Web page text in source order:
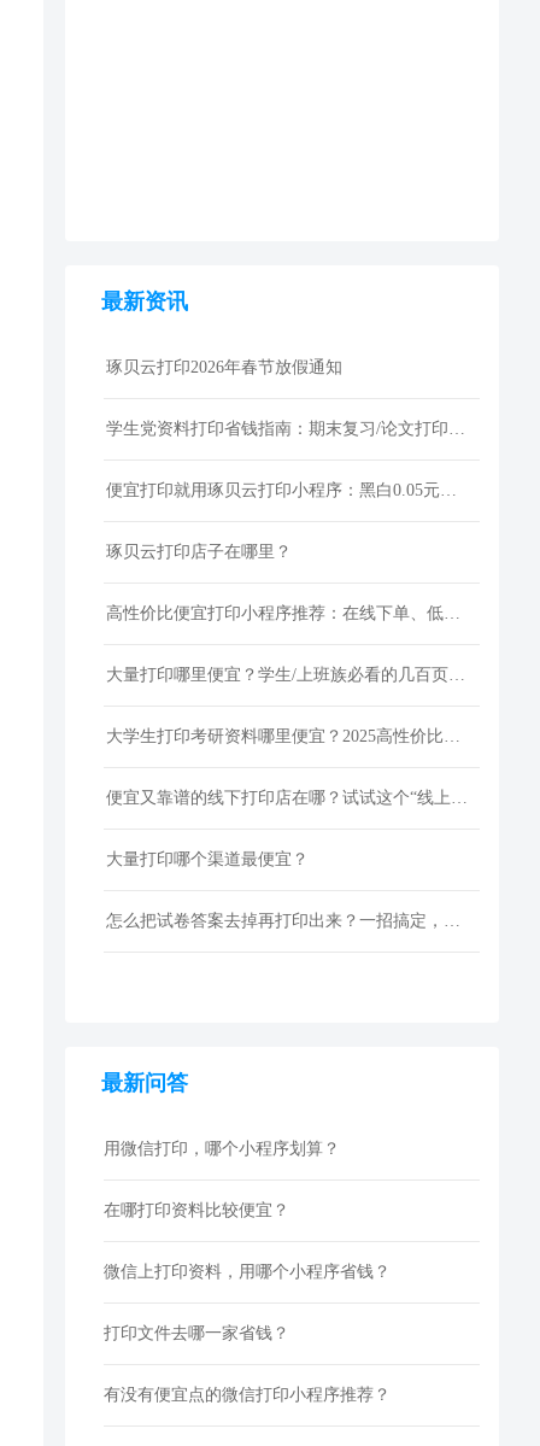
最新资讯
琢贝云打印2026年春节放假通知
学生党资料打印省钱指南：期末复习/论文打印性价比技巧
便宜打印就用琢贝云打印小程序：黑白0.05元激光打印，包邮到家
琢贝云打印店子在哪里？
高性价比便宜打印小程序推荐：在线下单、低价快印、全国包邮
大量打印哪里便宜？学生/上班族必看的几百页资料低成本打印指南
大学生打印考研资料哪里便宜？2025高性价比网上打印平台推荐
便宜又靠谱的线下打印店在哪？试试这个“线上打印”新选择！
大量打印哪个渠道最便宜？
怎么把试卷答案去掉再打印出来？一招搞定，还省下打印费！
最新问答
用微信打印，哪个小程序划算？
在哪打印资料比较便宜？
微信上打印资料，用哪个小程序省钱？
打印文件去哪一家省钱？
有没有便宜点的微信打印小程序推荐？